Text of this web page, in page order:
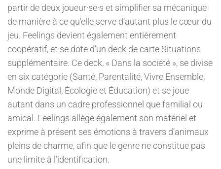
partir de deux joueur·se·s et simplifier sa mécanique
de manière à ce qu’elle serve d’autant plus le cœur du
jeu. Feelings devient également entièrement
coopératif, et se dote d’un deck de carte Situations
supplémentaire. Ce deck, « Dans la société », se divise
en six catégorie (Santé, Parentalité, Vivre Ensemble,
Monde Digital, Écologie et Éducation) et se joue
autant dans un cadre professionnel que familial ou
amical. Feelings allège également son matériel et
exprime à présent ses émotions à travers d’animaux
pleins de charme, afin que le genre ne constitue pas
une limite à l’identification.